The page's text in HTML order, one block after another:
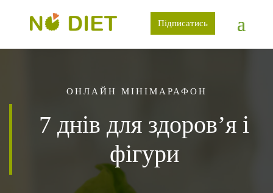
Підписатись
ОНЛАЙН МІНІМАРАФОН
7 днів для здоров’я і
фігури